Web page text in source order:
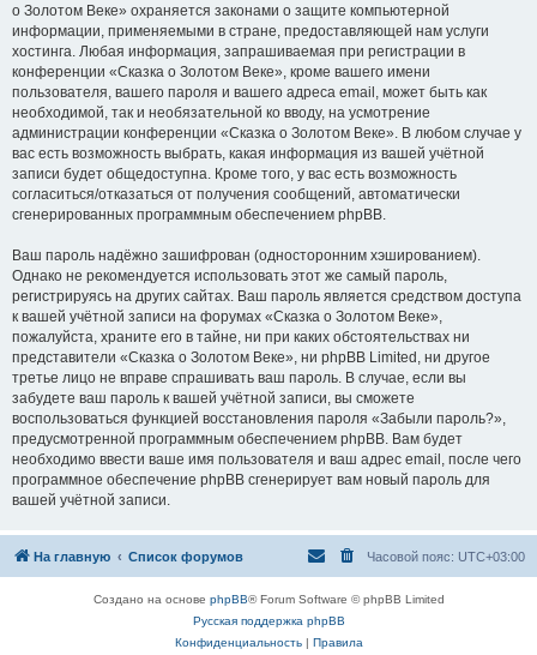
о Золотом Веке» охраняется законами о защите компьютерной
информации, применяемыми в стране, предоставляющей нам услуги
хостинга. Любая информация, запрашиваемая при регистрации в
конференции «Сказка о Золотом Веке», кроме вашего имени
пользователя, вашего пароля и вашего адреса email, может быть как
необходимой, так и необязательной ко вводу, на усмотрение
администрации конференции «Сказка о Золотом Веке». В любом случае у
вас есть возможность выбрать, какая информация из вашей учётной
записи будет общедоступна. Кроме того, у вас есть возможность
согласиться/отказаться от получения сообщений, автоматически
сгенерированных программным обеспечением phpBB.
Ваш пароль надёжно зашифрован (односторонним хэшированием).
Однако не рекомендуется использовать этот же самый пароль,
регистрируясь на других сайтах. Ваш пароль является средством доступа
к вашей учётной записи на форумах «Сказка о Золотом Веке»,
пожалуйста, храните его в тайне, ни при каких обстоятельствах ни
представители «Сказка о Золотом Веке», ни phpBB Limited, ни другое
третье лицо не вправе спрашивать ваш пароль. В случае, если вы
забудете ваш пароль к вашей учётной записи, вы сможете
воспользоваться функцией восстановления пароля «Забыли пароль?»,
предусмотренной программным обеспечением phpBB. Вам будет
необходимо ввести ваше имя пользователя и ваш адрес email, после чего
программное обеспечение phpBB сгенерирует вам новый пароль для
вашей учётной записи.
На главную Список форумов Часовой пояс: UTC+03:00
Создано на основе phpBB® Forum Software © phpBB Limited
Русская поддержка phpBB
Конфиденциальность| Правила